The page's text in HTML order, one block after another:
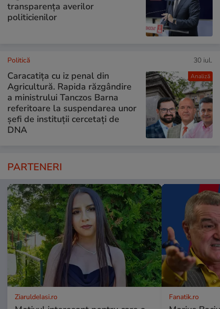
transparența averilor
politicienilor
Analiză
Politică 30 iul.
Caracatița cu iz penal din
Agricultură. Rapida răzgândire
a ministrului Tanczos Barna
referitoare la suspendarea unor
șefi de instituții cercetați de
DNA
PARTENERI
ZiaruldeIasi.ro Fanatik.ro